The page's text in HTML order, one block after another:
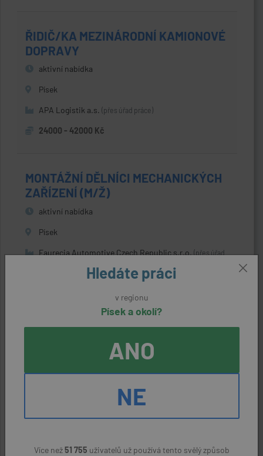
ŘIDIČ/KA MEZINÁRODNÍ KAMIONOVÉ
DOPRAVY
aktivní nabídka
Písek
APA Logistik a.s. (přes úřad práce)
24000 - 42000 Kč
MONTÁŽNÍ DĚLNÍCI MECHANICKÝCH
ZAŘÍZENÍ (M/Ž)
aktivní nabídka
Písek
Faurecia Automotive Czech Republic s.r.o. (přes úřad
Faurecia Automotive Czech Republic s.r.o.
práce)
Hledáte práci
v regionu
Písek a okolí?
ANO
NE
Více než51 755 uživatelů už používá tento svělý způsob